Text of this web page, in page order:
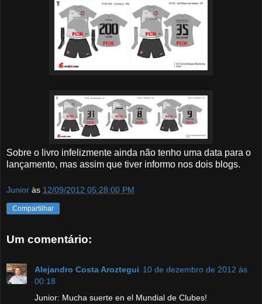
Sobre o livro infelizmente ainda não tenho uma data para o
lançamento, mas assim que tiver informo nos dois blogs.
Junior às 12/09/2012 05:28:00 PM
Compartilhar
Um comentário:
Alejandro Costa Aroztegui 10 de dezembro de 2012 às
00:18
Junior: Mucha suerte en el Mundial de Clubes!